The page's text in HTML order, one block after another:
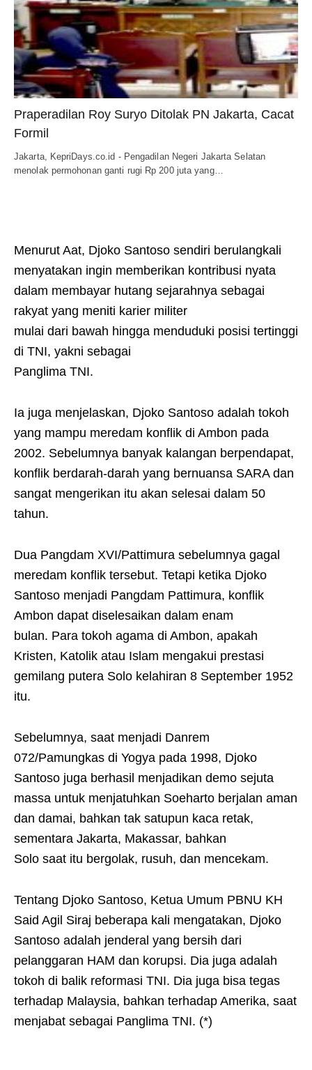
Praperadilan Roy Suryo Ditolak PN Jakarta, Cacat
Formil
Jakarta, KepriDays.co.id - Pengadilan Negeri Jakarta Selatan
menolak permohonan ganti rugi Rp 200 juta yang…
Menurut Aat, Djoko Santoso sendiri berulangkali
menyatakan ingin memberikan kontribusi nyata
dalam membayar hutang sejarahnya sebagai
rakyat yang meniti karier militer
mulai dari bawah hingga menduduki posisi tertinggi
di TNI, yakni sebagai
Panglima TNI.
Ia juga menjelaskan, Djoko Santoso adalah tokoh
yang mampu meredam konflik di Ambon pada
2002. Sebelumnya banyak kalangan berpendapat,
konflik berdarah-darah yang bernuansa SARA dan
sangat mengerikan itu akan selesai dalam 50
tahun.
Dua Pangdam XVI/Pattimura sebelumnya gagal
meredam konflik tersebut. Tetapi ketika Djoko
Santoso menjadi Pangdam Pattimura, konflik
Ambon dapat diselesaikan dalam enam
bulan. Para tokoh agama di Ambon, apakah
Kristen, Katolik atau Islam mengakui prestasi
gemilang putera Solo kelahiran 8 September 1952
itu.
Sebelumnya, saat menjadi Danrem
072/Pamungkas di Yogya pada 1998, Djoko
Santoso juga berhasil menjadikan demo sejuta
massa untuk menjatuhkan Soeharto berjalan aman
dan damai, bahkan tak satupun kaca retak,
sementara Jakarta, Makassar, bahkan
Solo saat itu bergolak, rusuh, dan mencekam.
Tentang Djoko Santoso, Ketua Umum PBNU KH
Said Agil Siraj beberapa kali mengatakan, Djoko
Santoso adalah jenderal yang bersih dari
pelanggaran HAM dan korupsi. Dia juga adalah
tokoh di balik reformasi TNI. Dia juga bisa tegas
terhadap Malaysia, bahkan terhadap Amerika, saat
menjabat sebagai Panglima TNI. (*)